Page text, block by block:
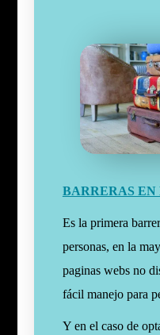
BARRERAS
Es la primera
personas, en la
paginas webs no
fácil manejo para
Y en el caso de